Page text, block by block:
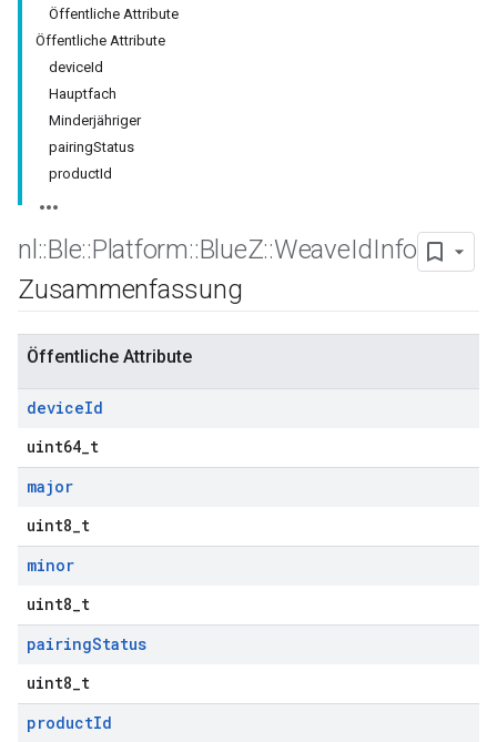
Öffentliche Attribute
Öffentliche Attribute
deviceId
Hauptfach
Minderjähriger
pairingStatus
productId
nl ::Ble::Platform::BlueZ::WeaveIdInfo
Zusammenfassung
Öffentliche Attribute
deviceId
uint64_t
major
uint8_t
minor
uint8_t
pairingStatus
uint8_t
productId